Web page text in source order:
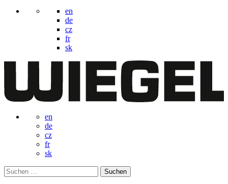
en
de
cz
fr
sk
en
de
cz
fr
sk
Suchen
nach: